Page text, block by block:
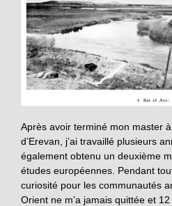
Après avoir terminé mon master à
d’Erevan, j’ai travaillé plusieurs
également obtenu un deuxième
études européennes. Pendant
curiosité pour les communautés
Orient ne m’a jamais quittée et